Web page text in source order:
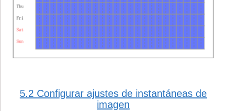
5.2 Configurar ajustes de instantáneas de
imagen